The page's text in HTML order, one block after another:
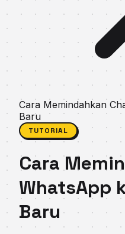
Cara Memindahkan
Baru
TUTORIAL
Cara
WhatsApp
Baru